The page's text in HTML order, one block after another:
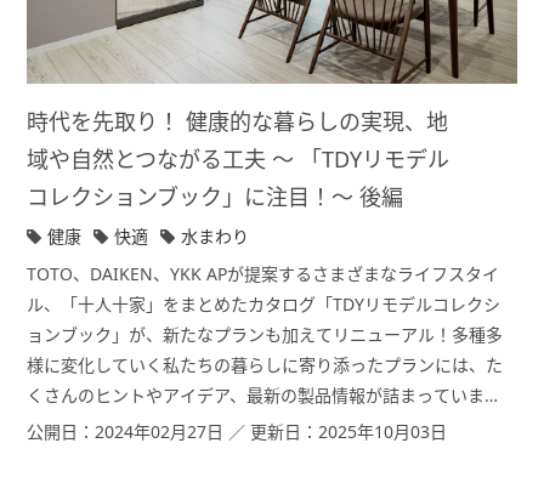
時代を先取り！ 健康的な暮らしの実現、地
域や自然とつながる工夫 ～ 「TDYリモデル
コレクションブック」に注目！～ 後編
健康 快適
水まわり
TOTO、DAIKEN、YKK APが提案するさまざまなライフスタイ
ル、「十人十家」をまとめたカタログ「TDYリモデルコレクシ
ョンブック」が、新たなプランも加えてリニューアル！多種多
様に変化していく私たちの暮らしに寄り添ったプランには、た
くさんのヒントやアイデア、最新の製品情報が詰まっていま
す。後編では、「健康」「地域や自然とのつながり」を切り口
公開日：2024年02月27日 ／ 更新日：2025年10月03日